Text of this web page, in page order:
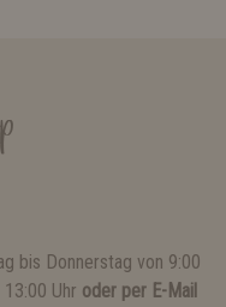
bis Donnerstag von 9:00
Uhr oder per E-Mail